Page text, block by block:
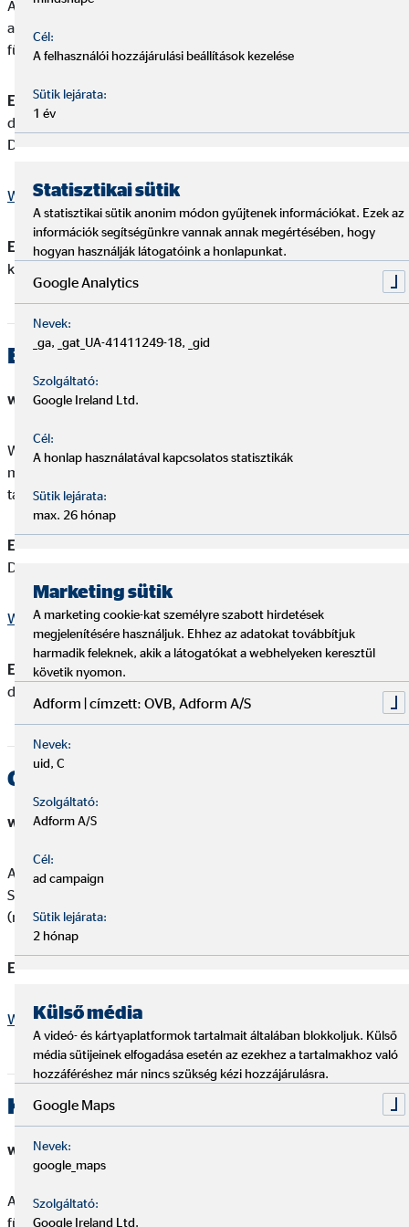
A menübe belépve a Dokumentumok menüpontra (web) vagy
annak ikonjára (applikáció) kattintva a Kivonat, díjkimutatás
fülön belül érhető el a dokumentum.
Elérési út webes felületen:
díjkimutatások > Vizsgált időszak kiválasztás > Folyószámlák
Díjkimutatás
Webes felület belépés
Elérési út applikációban:Menü > Dokumentumok > Időszak
kiválasztása > Alkalmaz > Kivonat > Díjkimutatás
ERSTE BANK
webes felületen és applikációban is elérhető
Weben a George Web szövegbuborék ikonra kattintva a
menüponton belül a Kapcsolat menüpontban található Digitális
tárhelyen érhető el a dokumentum PAD_díjkimutatás néven.
Elérési út webes felületen:
Digitális tárhely > PAD_Díjkimutatás
Webes felület belépés
Elérési út applikációban:
dokumentumaid
GRÁNIT BANK
webes felületen elérhető, mobil applikációban nem
A webes felületen a baloldali menüsávon belül a
Számlainformációk között található Éves díjkimutatás néven
(megfelelő év kiválasztása mellett).
Elérési út:
Webes felület belépés
K&H BANK
webes felületen elérhető, mobil applikációban nem
A webfelületen az e-belépés menüponton belül "K&H e-posta"
fülre kattintva, azonosítás után tudunk belépni a felületre. Majd
Cél:
A felhasználói hozzájárulási beállítások kezelése
Sütik lejárata:
1 év
Statisztikai sütik
A statisztikai sütik anonim módon gyűjtenek információkat. Ezek az
információk segítségünkre vannak annak megértésében, hogy
hogyan használják látogatóink a honlapunkat.
Google Analytics
Nevek:
_ga, _gat_UA-41411249-18, _gid
Szolgáltató:
Google Ireland Ltd.
Cél:
A honlap használatával kapcsolatos statisztikák
Sütik lejárata:
max. 26 hónap
Marketing sütik
A marketing cookie-kat személyre szabott hirdetések
megjelenítésére használjuk. Ehhez az adatokat továbbítjuk
harmadik feleknek, akik a látogatókat a webhelyeken keresztül
követik nyomon.
Adform | címzett: OVB, Adform A/S
Nevek:
uid, C
Szolgáltató:
Adform A/S
Cél:
ad campaign
Sütik lejárata:
2 hónap
Külső média
A videó- és kártyaplatformok tartalmait általában blokkoljuk. Külső
média sütijeinek elfogadása esetén az ezekhez a tartalmakhoz való
hozzáféréshez már nincs szükség kézi hozzájárulásra.
Google Maps
Nevek:
google_maps
Szolgáltató:
Google Ireland Ltd.